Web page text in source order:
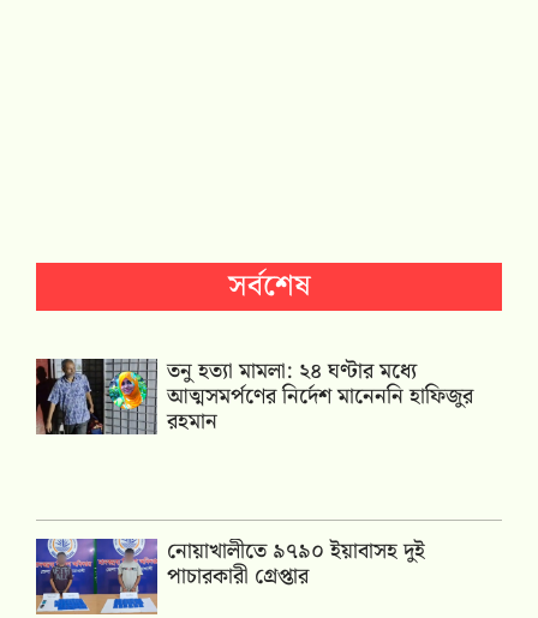
সর্বশেষ
তনু হত্যা মামলা: ২৪ ঘণ্টার মধ্যে
আত্মসমর্পণের নির্দেশ মানেননি হাফিজুর
রহমান
নোয়াখালীতে ৯৭৯০ ইয়াবাসহ দুই
পাচারকারী গ্রেপ্তার